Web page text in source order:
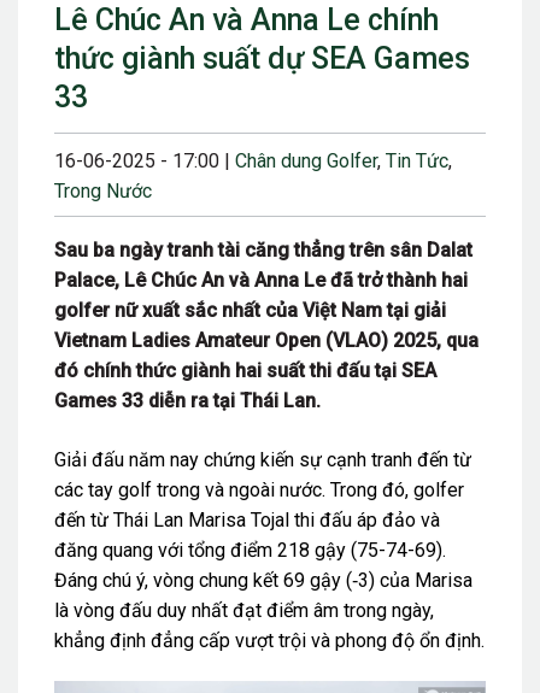
Lê Chúc An và Anna Le chính
thức giành suất dự SEA Games
33
16-06-2025 - 17:00 | Chân dung Golfer, Tin Tức,
Trong Nước
Sau ba ngày tranh tài căng thẳng trên sân Dalat
Palace, Lê Chúc An và Anna Le đã trở thành hai
golfer nữ xuất sắc nhất của Việt Nam tại giải
Vietnam Ladies Amateur Open (VLAO) 2025, qua
đó chính thức giành hai suất thi đấu tại SEA
Games 33 diễn ra tại Thái Lan.
Giải đấu năm nay chứng kiến sự cạnh tranh đến từ
các tay golf trong và ngoài nước. Trong đó, golfer
đến từ Thái Lan Marisa Tojal thi đấu áp đảo và
đăng quang với tổng điểm 218 gậy (75-74-69).
Đáng chú ý, vòng chung kết 69 gậy (‑3) của Marisa
là vòng đấu duy nhất đạt điểm âm trong ngày,
khẳng định đẳng cấp vượt trội và phong độ ổn định.